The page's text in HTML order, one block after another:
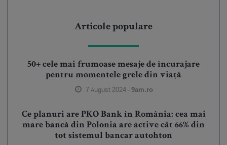
Articole populare
50+ cele mai frumoase mesaje de încurajare
pentru momentele grele din viață
7 August 2024 -9am.ro
Ce planuri are PKO Bank în România: cea mai
mare bancă din Polonia are active cât 66% din
tot sistemul bancar autohton